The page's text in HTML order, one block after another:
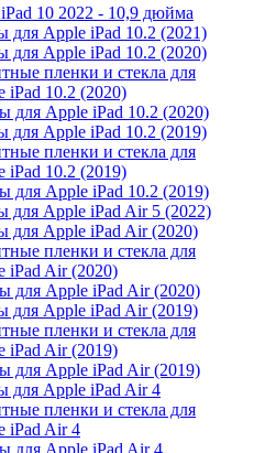
10 2022 - 10,9 дюйма
для Apple iPad 10.2 (2021)
для Apple iPad 10.2 (2020)
пленки и стекла для
iPad 10.2 (2020)
для Apple iPad 10.2 (2020)
для Apple iPad 10.2 (2019)
пленки и стекла для
iPad 10.2 (2019)
для Apple iPad 10.2 (2019)
для Apple iPad Air 5 (2022)
для Apple iPad Air (2020)
пленки и стекла для
iPad Air (2020)
для Apple iPad Air (2020)
для Apple iPad Air (2019)
пленки и стекла для
iPad Air (2019)
для Apple iPad Air (2019)
для Apple iPad Air 4
пленки и стекла для
iPad Air 4
для Apple iPad Air 4